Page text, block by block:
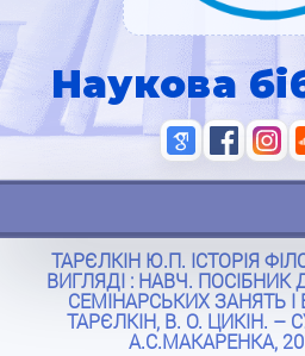
Наукова
ТАРЄЛКІН Ю.П. ІСТОРІЯ
ВИГЛЯДІ : НАВЧ. ПОСІБНИК
СЕМІНАРСЬКИХ ЗАНЯТЬ
ТАРЄЛКІН, В. О. ЦИКІН. –
А.С.МАКАРЕНКА,